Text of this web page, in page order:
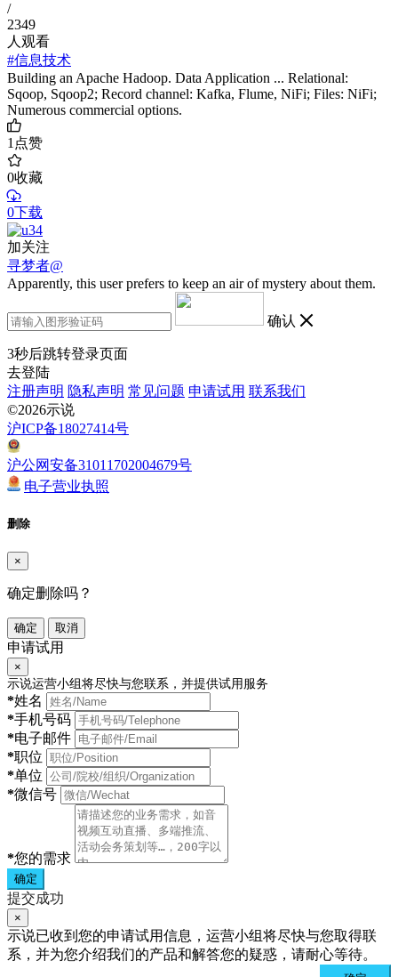
/
2349
人观看
#信息技术
Building an Apache Hadoop. Data Application ... Relational:
Sqoop, Sqoop2; Record channel: Kafka, Flume, NiFi; Files: NiFi;
Numerous commercial options.
1点赞
0收藏
0下载
加关注
寻梦者@
Apparently, this user prefers to keep an air of mystery about them.
确认
3秒后跳转登录页面
去登陆
注册声明 隐私声明 常见问题 申请试用 联系我们
©2026示说
沪ICP备18027414号
沪公网安备31011702004679号
电子营业执照
删除
×
确定删除吗？
确定 取消
申请试用
×
示说运营小组将尽快与您联系，并提供试用服务
*姓名
*手机号码
*电子邮件
*职位
*单位
*微信号
*您的需求
确定
提交成功
×
示说已收到您的申请试用信息，运营小组将尽快与您取得联
系，并为您介绍我们的产品和解答您的疑惑，请耐心等待。